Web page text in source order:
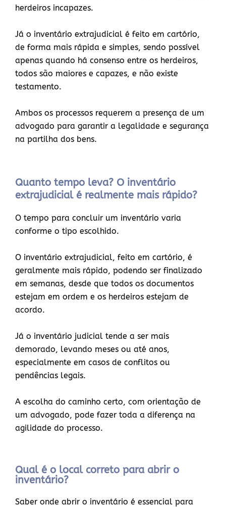
herdeiros incapazes.
Já o inventário extrajudicial é feito em cartório,
de forma mais rápida e simples, sendo possível
apenas quando há consenso entre os herdeiros,
todos são maiores e capazes, e não existe
testamento.
Ambos os processos requerem a presença de um
advogado para garantir a legalidade e segurança
na partilha dos bens.
Quanto tempo leva? O inventário
extrajudicial é realmente mais rápido?
O tempo para concluir um inventário varia
conforme o tipo escolhido.
O inventário extrajudicial, feito em cartório, é
geralmente mais rápido, podendo ser finalizado
em semanas, desde que todos os documentos
estejam em ordem e os herdeiros estejam de
acordo.
Já o inventário judicial tende a ser mais
demorado, levando meses ou até anos,
especialmente em casos de conflitos ou
pendências legais.
A escolha do caminho certo, com orientação de
um advogado, pode fazer toda a diferença na
agilidade do processo.
Qual é o local correto para abrir o
inventário?
Saber onde abrir o inventário é essencial para